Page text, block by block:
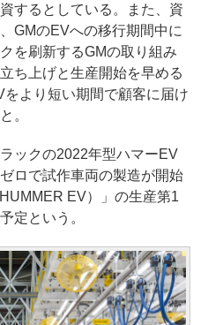
するとしている。また、資
GMのEVへの移行期間中に
を刷新するGMの取り組み
ち上げと生産開始を早める
より短い期間で顧客に届け
。
ックの2022年型ハマーEV
ロで試作車両の製造が開始
EV）」の生産第1
定という。